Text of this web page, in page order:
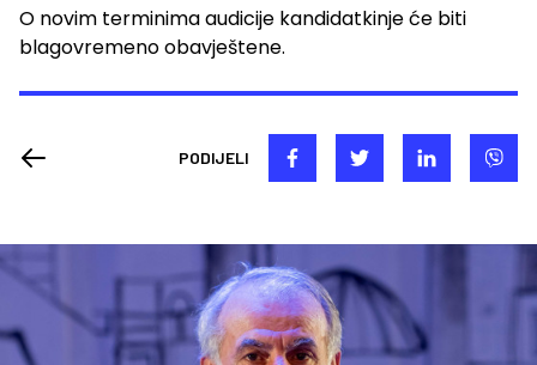
O novim terminima audicije kandidatkinje će biti
blagovremeno obavještene.
PODIJELI